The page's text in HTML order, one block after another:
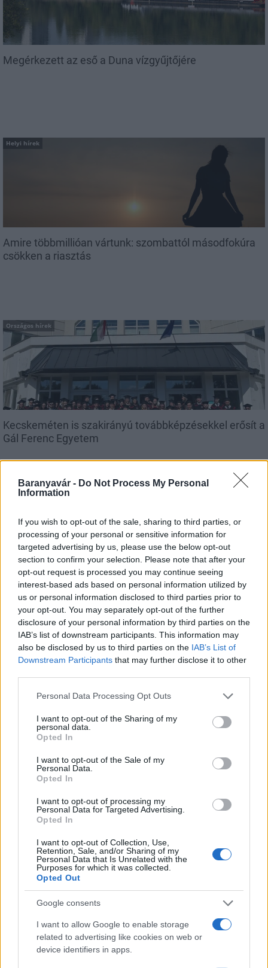
Baranyavár - Do Not Process My Personal
Information
If you wish to opt-out of the sale, sharing to third parties, or
processing of your personal or sensitive information for
targeted advertising by us, please use the below opt-out
section to confirm your selection. Please note that after your
opt-out request is processed you may continue seeing
interest-based ads based on personal information utilized by
us or personal information disclosed to third parties prior to
your opt-out. You may separately opt-out of the further
disclosure of your personal information by third parties on the
IAB’s list of downstream participants. This information may
also be disclosed by us to third parties on the IAB’s List of
Downstream Participants that may further disclose it to other
Please note that this website/app uses one or more Google
not limited to your visit or usage behaviour. You may click to
grant or deny consent to Google and its third-party tags to
use your data for below specified purposes in below Google
consent section.
Personal Data Processing Opt Outs
I want to opt-out of the Sharing of my
personal data.
Opted In
I want to opt-out of the Sale of my
Personal Data.
Opted In
I want to opt-out of processing my
Personal Data for Targeted Advertising.
Opted In
I want to opt-out of Collection, Use,
Retention, Sale, and/or Sharing of my
Personal Data that Is Unrelated with the
Purposes for which it was collected.
Opted Out
Google consents
I want to allow Google to enable storage
related to advertising like cookies on web or
device identifiers in apps.
Megérkezett az eső a Duna vízgyűjtőjére
Helyi hírek
Amire többmillióan vártunk: szombattól másodfokúra
csökken a riasztás
Országos hírek
Kecskeméten is szakirányú továbbképzésekkel erősít a
Gál Ferenc Egyetem
A lakosságra is fontos szerep hárul a
szúnyoginvázió elkerülésében
Országos hírek
Itt az ÉVOSZ megoldása a hőhullámok és
az energiakrízis kezelésére
Minden, amit a GED Afrika projektről
Kihívások labirintusában
felhasználta az emberiség a Föld egész
évre elegendő erőforrásait
HÍRLEVÉL